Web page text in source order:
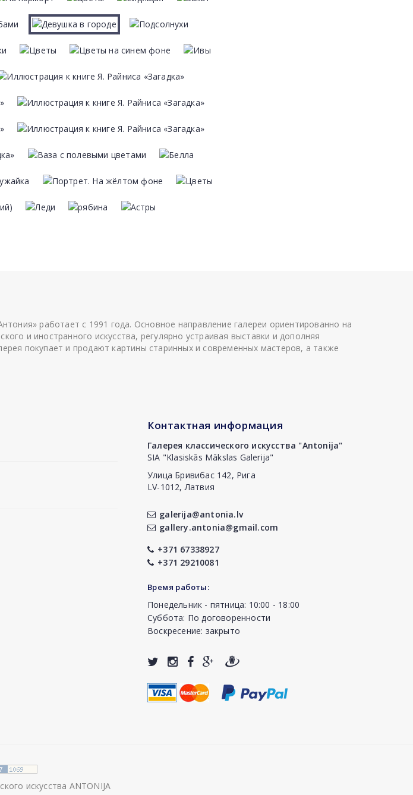
работает с 1991 года. Основное направление галереи ориентированно на
и иностранного искусства, регулярно устраивая выставки и дополняя
покупает и продают картины старинных и современных мастеров, а также
Контактная информация
Галерея классического искусства "Antonija"
SIA "Klasiskās Mākslas Galerija"
Улица Бривибас 142, Рига
LV-1012, Латвия
galerija@antonia.lv
gallery.antonia@gmail.com
+371 67338927
+371 29210081
Время работы:
Понедельник - пятница: 10:00 - 18:00
Суббота: По договоренности
Воскресение: закрыто
искусства ANTONIJA